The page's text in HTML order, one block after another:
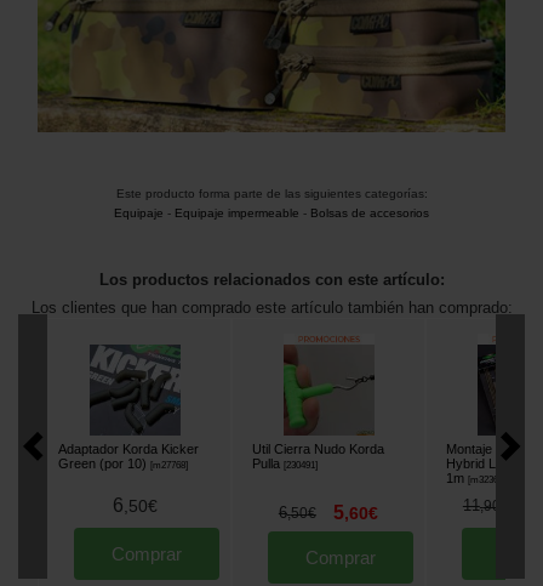
Este producto forma parte de las siguientes categorías:
Equipaje - Equipaje impermeable - Bolsas de accesorios
Los productos relacionados con este artículo:
Los clientes que han comprado este artículo también han comprado:
Adaptador Korda Kicker
Green (por 10)
[m27768]
6 50€
Comprar
Util Cierra Nudo Korda
Pulla
[230491]
6,50€ 5,60€
Comprar
Montaje Korda
Hybrid Lead
1m [m32363
11,90